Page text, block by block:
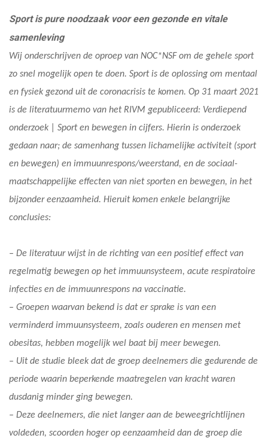
Sport is pure noodzaak voor een gezonde en vitale
samenleving
Wij onderschrijven de oproep van NOC*NSF om de gehele sport
zo snel mogelijk open te doen. Sport is de oplossing om mentaal
en fysiek gezond uit de coronacrisis te komen. Op 31 maart 2021
is de literatuurmemo van het RIVM gepubliceerd: Verdiepend
onderzoek | Sport en bewegen in cijfers. Hierin is onderzoek
gedaan naar; de samenhang tussen lichamelijke activiteit (sport
en bewegen) en immuunrespons/weerstand, en de sociaal-
maatschappelijke effecten van niet sporten en bewegen, in het
bijzonder eenzaamheid. Hieruit komen enkele belangrijke
conclusies:
– De literatuur wijst in de richting van een positief effect van
regelmatig bewegen op het immuunsysteem, acute respiratoire
infecties en de immuunrespons na vaccinatie.
– Groepen waarvan bekend is dat er sprake is van een
verminderd immuunsysteem, zoals ouderen en mensen met
obesitas, hebben mogelijk wel baat bij meer bewegen.
– Uit de studie bleek dat de groep deelnemers die gedurende de
periode waarin beperkende maatregelen van kracht waren
dusdanig minder ging bewegen.
– Deze deelnemers, die niet langer aan de beweegrichtlijnen
voldeden, scoorden hoger op eenzaamheid dan de groep die